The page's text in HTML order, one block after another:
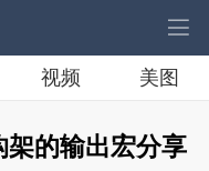
视频 美图
架的输出宏分享